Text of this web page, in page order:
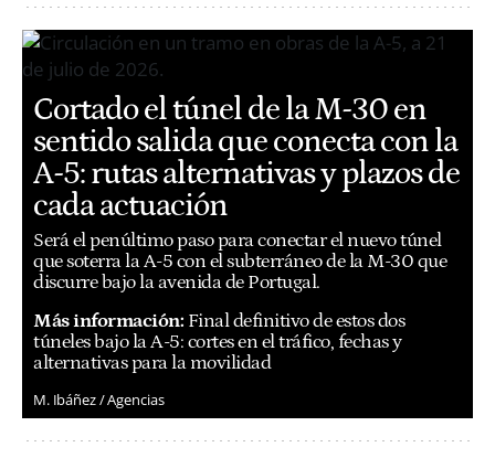
Cortado el túnel de la M-30 en
sentido salida que conecta con la
A-5: rutas alternativas y plazos de
cada actuación
Será el penúltimo paso para conectar el nuevo túnel
que soterra la A-5 con el subterráneo de la M-30 que
discurre bajo la avenida de Portugal.
Más información: Final definitivo de estos dos
túneles bajo la A-5: cortes en el tráfico, fechas y
alternativas para la movilidad
M. Ibáñez / Agencias